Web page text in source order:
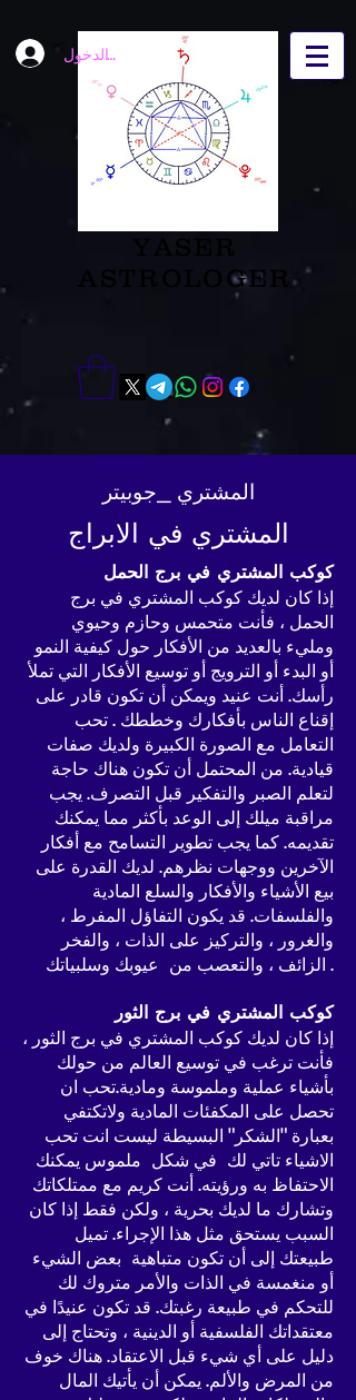
تسجيل الدخول
ASTROLOGER
المشتري _جوبيتر
المشتري في الابراج
كوكب المشتري في برج الحمل
إذا كان لديك كوكب المشتري في برج
الحمل ، فأنت متحمس وحازم وحيوي
ومليء بالعديد من الأفكار حول كيفية النمو
أو البدء أو الترويج أو توسيع الأفكار التي تملأ
رأسك. أنت عنيد ويمكن أن تكون قادر على
إقناع الناس بأفكارك وخططك . تحب
التعامل مع الصورة الكبيرة ولديك صفات
قيادية. من المحتمل أن تكون هناك حاجة
لتعلم الصبر والتفكير قبل التصرف. يجب
مراقبة ميلك إلى الوعد بأكثر مما يمكنك
تقديمه. كما يجب تطوير التسامح مع أفكار
الآخرين ووجهات نظرهم. لديك القدرة على
بيع الأشياء والأفكار والسلع المادية
والفلسفات. قد يكون التفاؤل المفرط ،
والغرور ، والتركيز على الذات ، والفخر
الزائف ، والتعصب من عيوبك وسلبياتك .
كوكب المشتري في برج الثور
إذا كان لديك كوكب المشتري في برج الثور ،
فأنت ترغب في توسيع العالم من حولك
بأشياء عملية وملموسة ومادية.تحب ان
تحصل على المكفئات المادية ولاتكتفي
بعبارة "الشكر" البسيطة ليست انت تحب
الاشياء تاتي لك في شكل ملموس يمكنك
الاحتفاظ به ورؤيته. أنت كريم مع ممتلكاتك
وتشارك ما لديك بحرية ، ولكن فقط إذا كان
السبب يستحق مثل هذا الإجراء. تميل
طبيعتك إلى أن تكون متباهية بعض الشيء
أو منغمسة في الذات والأمر متروك لك
للتحكم في طبيعة رغبتك. قد تكون عنيدًا في
معتقداتك الفلسفية أو الدينية ، وتحتاج إلى
دليل على أي شيء قبل الاعتقاد. هناك خوف
من المرض والألم. يمكن أن يأتيك المال